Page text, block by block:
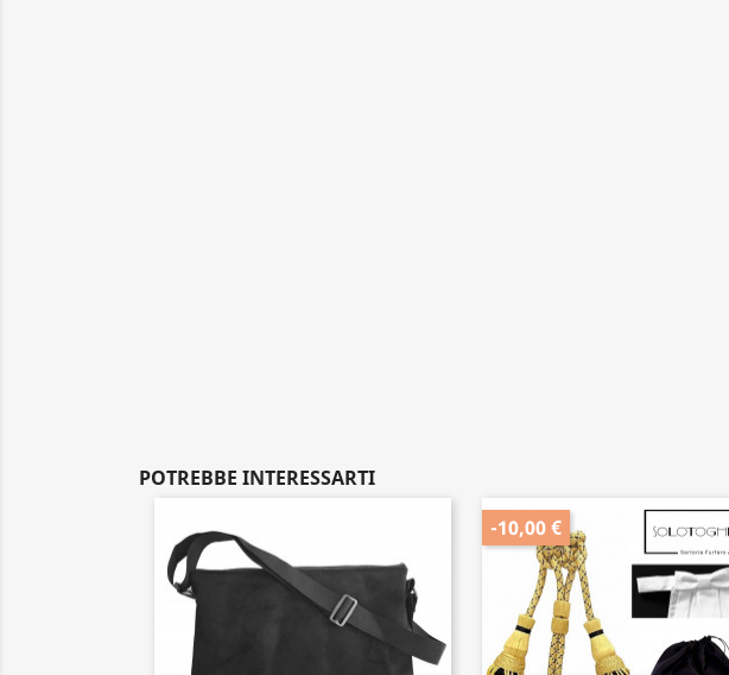
POTREBBE INTERESSARTI
-10,00 €